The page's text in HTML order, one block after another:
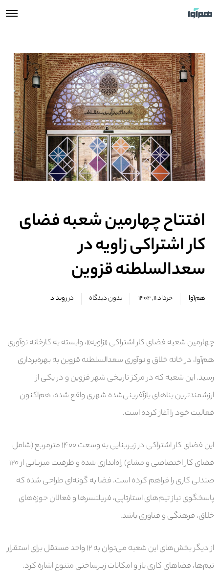
افتتاح چهارمین شعبه فضای
کار اشتراکی زاویه در
سعدالسلطنه قزوین
هم‌آوا خرداد ۱۱, ۱۴۰۴ بدون دیدگاه دررویداد
چهارمین شعبه فضای کار اشتراکی «زاویه»، وابسته به کارخانه نوآوری
هم‌آوا، درخانه خلاق و نوآوری سعدالسلطنه قزوینبه بهره‌برداری
رسید. این شعبه که در مرکز تاریخی شهر قزوین و در یکی از
ارزشمندترین بناهای بازآفرینی‌شده شهری واقع شده، هم‌اکنون
فعالیت خود را آغاز کرده است.
این فضای کار اشتراکی در زیربنایی به وسعت
۱۴۰۰ مترمربع (شامل
فضای کار اختصاصی و مشاع)راه‌اندازی شده و ظرفیت میزبانی از۱۲۰
صندلی کاریرا فراهم کرده است. فضا به گونه‌ای طراحی شده که
پاسخگوی نیاز تیم‌های استارتاپی، فریلنسرها و فعالان حوزه‌های
خلاق، فرهنگی و فناوری باشد.
از دیگر بخش‌های این شعبه می‌توان به
۱۲ واحد مستقل برای استقرار
تیم‌ها، فضاهای کاری باز و امکانات زیرساختی متنوع اشاره کرد.